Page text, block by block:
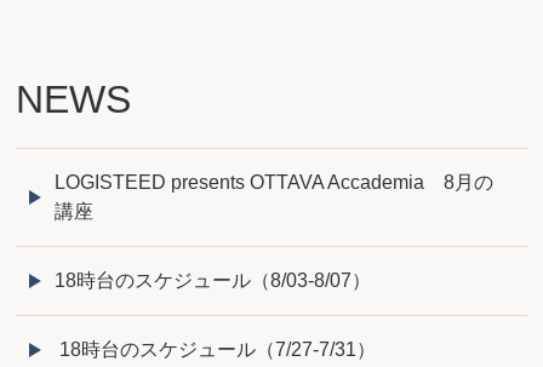
NEWS
LOGISTEED presents OTTAVA Accademia 8月の
講座
18時台のスケジュール（8/03-8/07）
18時台のスケジュール（7/27-7/31）